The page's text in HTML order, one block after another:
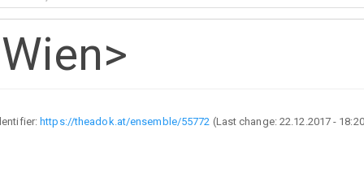
https://theadok.at/ensemble/55772 (Last change: 22.12.2017 - 18:20